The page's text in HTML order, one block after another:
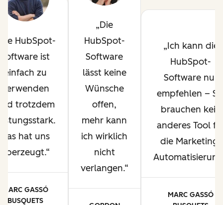
HubSpot-
Software ist
einfach zu
verwenden
trotzdem
Das hat uns
überzeugt.
MARC GASSÓ
BUSQUETS
Die
HubSpot-
Software
lässt keine
Wünsche
offen,
mehr kann
ich wirklich
nicht
verlangen.
Ich kann die
HubSpot-
Software nur
empfehlen –
brauchen kein
anderes Tool
die Marketing-
MARC GASSÓ